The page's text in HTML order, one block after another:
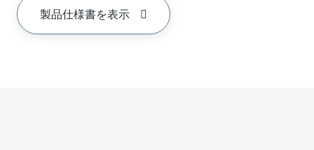
製品仕様書を表示